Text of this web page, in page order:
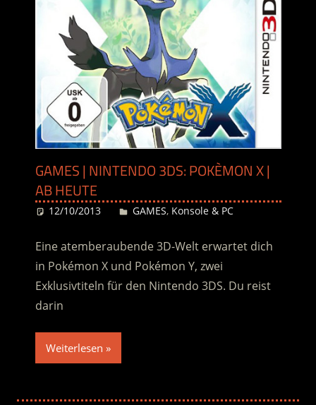
GAMES | NINTENDO 3DS: POKÈMON X |
AB HEUTE
12/10/2013 Desiree
GAMES, Konsole & PC
Eine atemberaubende 3D-Welt erwartet dich
in Pokémon X und Pokémon Y, zwei
Exklusivtiteln für den Nintendo 3DS. Du reist
darin
Weiterlesen